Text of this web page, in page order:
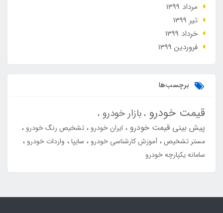
مرداد 1399
تير 1399
خرداد 1399
فروردین 1399
برچسب‌ها
قیمت خودرو بازار خودرو
پیش بینی قیمت خودرو ایران خودرو
تشخیص رنگ خودرو
مستر تشخیص آموزش کارشناسی خودرو سایپا
واردات خودرو
سامانه یکپارچه خودرو